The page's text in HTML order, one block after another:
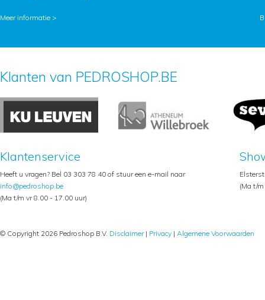
Meer informatie >
Klanten van PEDROSHOP.BE
Klantenservice
Heeft u vragen? Bel 03 303 78 40 of stuur een e-mail naar
info@pedroshop.be
(Ma t/m vr 8.00 - 17.00 uur)
(Ma t/
© Copyright 2026 Pedroshop B.V. Disclaimer| Privacy | Algemene Voorwaarden